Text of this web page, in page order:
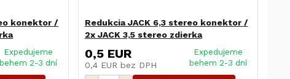
konektor /
Expedujeme
behem 2-3 dní
Redukcia JACK 6,3 stereo konektor /
2x JACK 3,5 stereo zdierka
0,5 EUR
0,4 EUR bez DPH
Expedujeme
behem 2-3 dní